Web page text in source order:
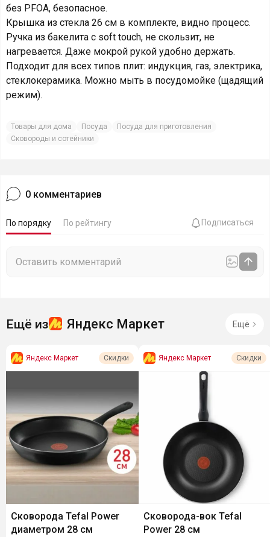
без PFOA, безопасное.
Крышка из стекла 26 см в комплекте, видно процесс.
Ручка из бакелита с soft touch, не скользит, не
нагревается. Даже мокрой рукой удобно держать.
Подходит для всех типов плит: индукция, газ, электрика,
стеклокерамика. Можно мыть в посудомойке (щадящий
режим).
Товары для дома Посуда
Посуда для приготовления
Сковороды и сотейники
0 комментариев
По порядку По рейтингу Подписаться
Ещё из Яндекс Маркет Ещё
Яндекс Маркет Скидки
Сковорода Tefal Power
диаметром 28 см
Яндекс Маркет Скидки
Сковорода-вок Tefal
Power 28 см